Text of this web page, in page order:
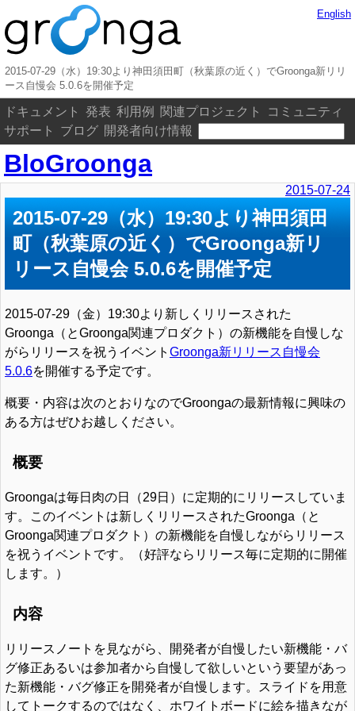
2015-07-29（水）19:30より神田須田町（秋葉原の近く）でGroonga新リリ
ース自慢会 5.0.6を開催予定
ドキュメント 発表 利用例 関連プロジェクト
コミュニティ
サポート
ブログ 開発者向け情報
English
BloGroonga
2015-07-24
2015-07-29（水）19:30より神田須田
町（秋葉原の近く）でGroonga新リ
リース自慢会 5.0.6を開催予定
2015-07-29（金）19:30より新しくリリースされた
Groonga（とGroonga関連プロダクト）の新機能を自慢しな
がらリリースを祝うイベント Groonga新リリース自慢会
5.0.6を開催する予定です。
概要・内容は次のとおりなのでGroongaの最新情報に興味の
ある方はぜひお越しください。
概要
Groongaは毎日肉の日（29日）に定期的にリリースしていま
す。このイベントは新しくリリースされたGroonga（と
Groonga関連プロダクト）の新機能を自慢しながらリリース
を祝うイベントです。（好評ならリリース毎に定期的に開催
します。）
内容
リリースノートを見ながら、開発者が自慢したい新機能・バ
グ修正あるいは参加者から自慢して欲しいという要望があっ
た新機能・バグ修正を開発者が自慢します。スライドを用意
してトークするのではなく、ホワイトボードに絵を描きなが